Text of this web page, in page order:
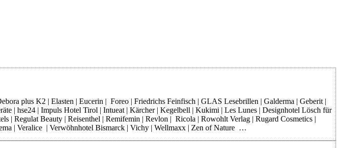
plus K2 | Elasten | Eucerin | Foreo | Friedrichs Feinfisch | GLAS Lesebrillen | Galderma | Geberit |
| hse24 | Impuls Hotel Tirol | Intueat | Kärcher | Kegelbell | Kukimi | Les Lunes | Designhotel Lösch für
Regulat Beauty | Reisenthel | Remifemin | Revlon | Ricola | Rowohlt Verlag | Rugard Cosmetics |
| Veralice | Verwöhnhotel Bismarck | Vichy | Wellmaxx | Zen of Nature …